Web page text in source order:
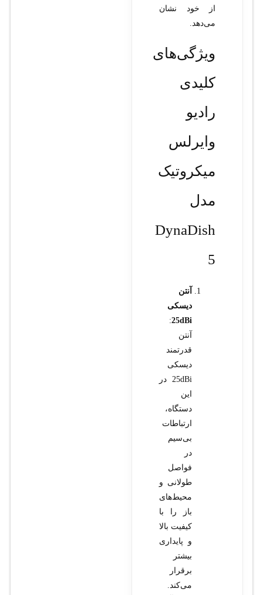
از خود نشان
می‌دهد.
ویژگی‌های
کلیدی
رادیو
وایرلس
میکروتیک
مدل
DynaDish
5
آنتن
دیسکی
25dBi
:
آنتن
قدرتمند
دیسکی
25dBi در
این
دستگاه،
ارتباطات
بی‌سیم
در
فواصل
طولانی و
محیط‌های
باز را با
کیفیت بالا
و پایداری
بیشتر
برقرار
می‌کند.